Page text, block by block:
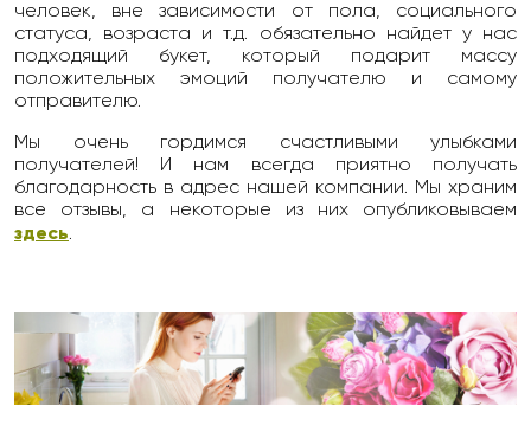
человек, вне зависимости от пола, социального
статуса, возраста и т.д. обязательно найдет у нас
подходящий букет, который подарит массу
положительных эмоций получателю и самому
отправителю.
Мы очень гордимся счастливыми улыбками
получателей! И нам всегда приятно получать
благодарность в адрес нашей компании. Мы храним
все отзывы, а некоторые из них опубликовываем
здесь.